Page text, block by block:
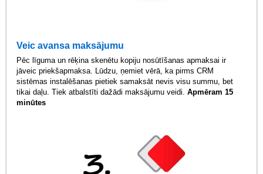
Veic avansa maksājumu
Pēc līguma un rēķina skenētu kopiju nosūtīšanas apmaksai ir
jāveic priekšapmaksa. Lūdzu, ņemiet vērā, ka pirms CRM
sistēmas instalēšanas pietiek samaksāt nevis visu summu, bet
tikai daļu. Tiek atbalstīti dažādi maksājumu veidi.Apmēram 15
minūtes